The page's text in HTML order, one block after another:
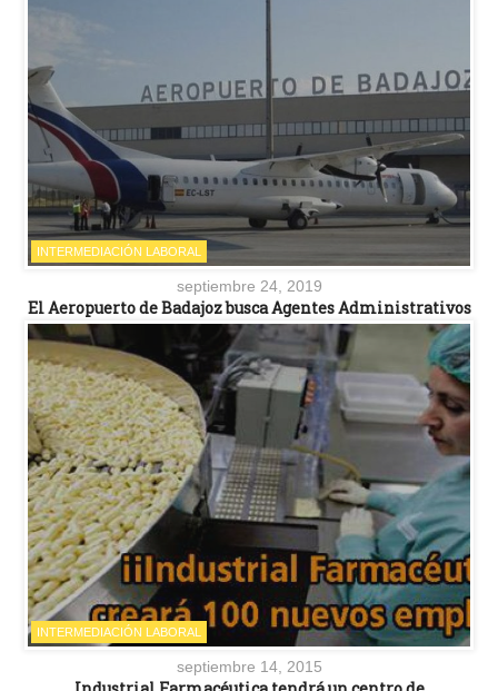
INTERMEDIACIÓN LABORAL
septiembre 24, 2019
El Aeropuerto de Badajoz busca Agentes Administrativos
INTERMEDIACIÓN LABORAL
septiembre 14, 2015